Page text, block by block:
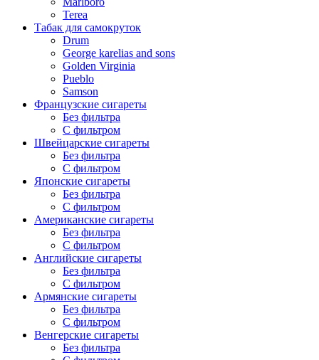
Terea
Табак для самокруток
Drum
George karelias and sons
Golden Virginia
Pueblo
Samson
Французские сигареты
Без фильтра
С фильтром
Швейцарские сигареты
Без фильтра
С фильтром
Японские сигареты
Без фильтра
С фильтром
Американские сигареты
Без фильтра
С фильтром
Английские сигареты
Без фильтра
С фильтром
Армянские сигареты
Без фильтра
С фильтром
Венгерские сигареты
Без фильтра